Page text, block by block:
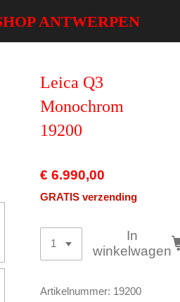
ANTWERPEN
Leica Q3
Monochrom
19200
€ 6.990,00
GRATIS verzending
In
winkelwagen
Artikelnummer: 19200